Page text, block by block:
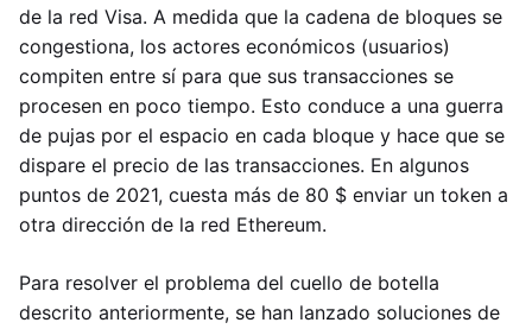
de la red Visa. A medida que la cadena de bloques se
congestiona, los actores económicos (usuarios)
compiten entre sí para que sus transacciones se
procesen en poco tiempo. Esto conduce a una guerra
de pujas por el espacio en cada bloque y hace que se
dispare el precio de las transacciones. En algunos
puntos de 2021, cuesta más de 80 $ enviar un token a
otra dirección de la red Ethereum.
Para resolver el problema del cuello de botella
descrito anteriormente, se han lanzado soluciones de